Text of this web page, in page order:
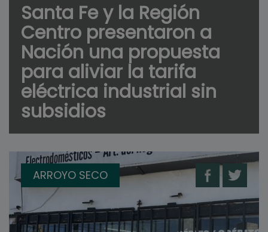
Santa Fe y la Región
Centro presentaron a
Nación una propuesta
para aliviar la tarifa
eléctrica industrial sin
subsidios
ARROYO SECO